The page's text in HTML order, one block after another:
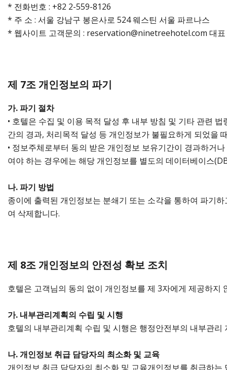
* 전화번호 : +82 2-559-8126
* 주 소 : 서울 강남구 봉은사로 524 웨스틴 서울 파르나스
* 웹사이트 고객문의 : reservation@ninetreehotel.com 대표
제 7조 개인정보의 파기
가. 파기 절차
• 호텔은 수집 및 이용 목적 달성 후 내부 방침 및 기타 관련
간의 경과, 처리목적 달성 등 개인정보가 불필요하게 되었을
• 정보주체로부터 동의 받은 개인정보 보유기간이 경과하거
여야 하는 경우에는 해당 개인정보를 별도의 데이터베이스
나. 파기 방법
종이에 출력된 개인정보는 분쇄기 또는 소각을 통하여 파기
여 삭제합니다.
제 8조 개인정보의 안전성 확보 조치
호텔은 고객님의 동의 없이 개인정보를 제 3자에게 제공하지
가. 내부관리계획의 수립 및 시행
호텔의 내부관리계획 수립 및 시행은 행정안전부의 내부관
나. 개인정보 취급 담당자의 최소화 및 교육
개인정보 취급 담당자의 최소화 및 교육개인정보를 취급하